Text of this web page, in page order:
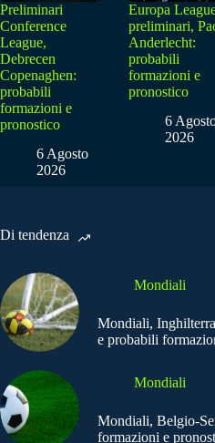
Preliminari
Conference
League,
Debrecen
Copenaghen:
probabili
formazioni e
pronostico
6 Agosto
2026
Europa
preliminari,
Anderlecht:
probabili
formazioni e
pronostico
6
2026
Di tendenza
Mondiali
Mondiali,
e probabili
Mondiali
Mondiali, Belgio-
formazioni e